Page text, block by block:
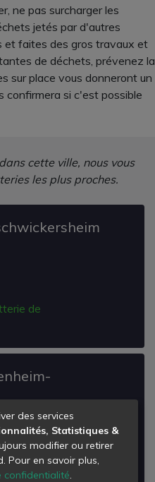
ne pas surcharger les
jetés par d'autres
et faites des gros travaux et
de déchets, prévenez la
sur place vous donneront un
confirmera si c'est possible
cette ville, nous vous
les plus proches.
de
de Dossenheim-
des services
Statistiques &
modifier ou retirer
Pour en savoir plus,
confidentialité.